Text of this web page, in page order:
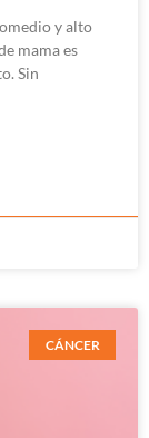
y alto
mama es
Sin
CÁNCER